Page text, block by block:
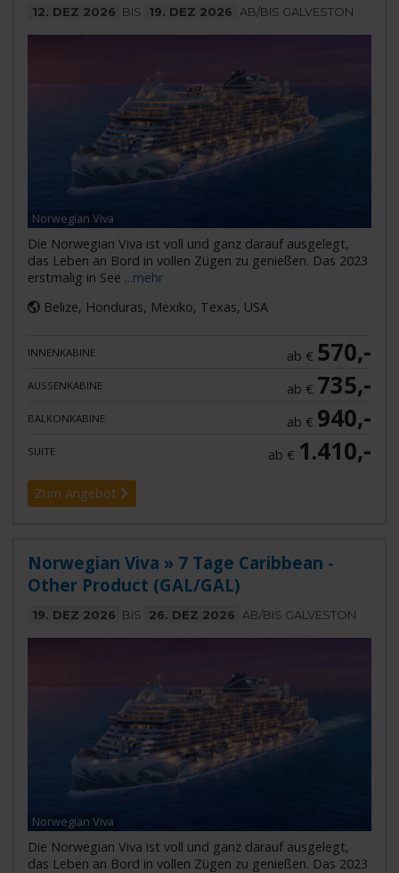
12. DEZ 2026 BIS 19. DEZ 2026 AB/BIS GALVESTON
Norwegian Viva
Die Norwegian Viva ist voll und ganz darauf ausgelegt,
das Leben an Bord in vollen Zügen zu genießen. Das 2023
erstmalig in See ...mehr
Belize, Honduras, Mexiko, Texas, USA
INNENKABINE ab € 570,-
AUSSENKABINE ab € 735,-
BALKONKABINE ab € 940,-
SUITE ab € 1.410,-
Zum Angebot
Norwegian Viva » 7 Tage Caribbean -
Other Product (GAL/GAL)
19. DEZ 2026 BIS 26. DEZ 2026 AB/BIS GALVESTON
Norwegian Viva
Die Norwegian Viva ist voll und ganz darauf ausgelegt,
das Leben an Bord in vollen Zügen zu genießen. Das 2023